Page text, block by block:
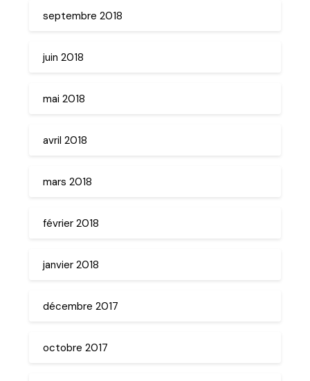
septembre 2018
juin 2018
mai 2018
avril 2018
mars 2018
février 2018
janvier 2018
décembre 2017
octobre 2017